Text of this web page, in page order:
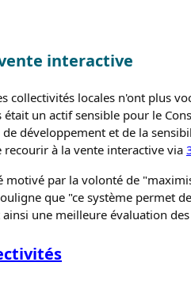
interactive
collectivités locales n'ont plus
était un actif sensible pour le
développement et de la
à la vente interactive via
motivé par la volonté de
que "ce système permet
une meilleure évaluation